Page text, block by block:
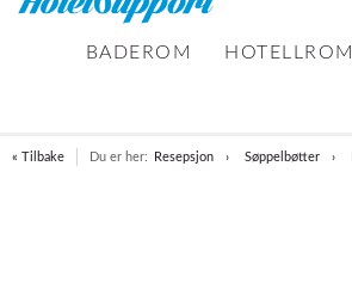
BADEROM HOTELLROM
« Tilbake Du er her: Resepsjon Søppelbøtter